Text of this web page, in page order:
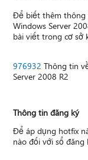
Để biết thêm thông
Windows Server
bài viết trong cơ sở
976932 Thông tin
Server 2008 R2
Thông tin đăng ký
Để áp dụng hotfix
nào đối với sổ đăng